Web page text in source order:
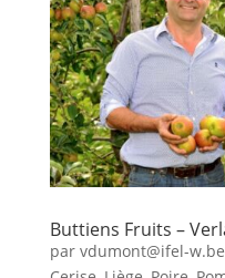
Buttiens Fruits –
par vdumont@ifel-w.be